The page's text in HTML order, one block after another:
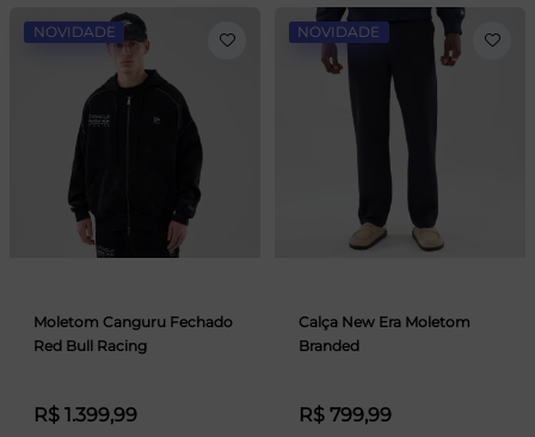
NOVIDADE
Moletom Canguru Fechado
Red Bull Racing
R$ 1.399,99
NOVIDADE
Calça New Era Moletom
Branded
R$ 799,99